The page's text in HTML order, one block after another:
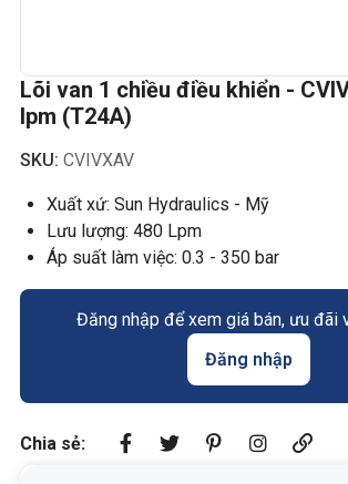
Lõi van 1 chiều điều khiển -
lpm (T24A)
SKU: CVIVXAV
Xuất xứ: Sun Hydraulics - Mỹ
Lưu lượng: 480 Lpm
Áp suất làm việc: 0.3 - 350 bar
Đăng nhập để xem giá bán, ưu đãi
Đăng nhập
Chia sẻ: